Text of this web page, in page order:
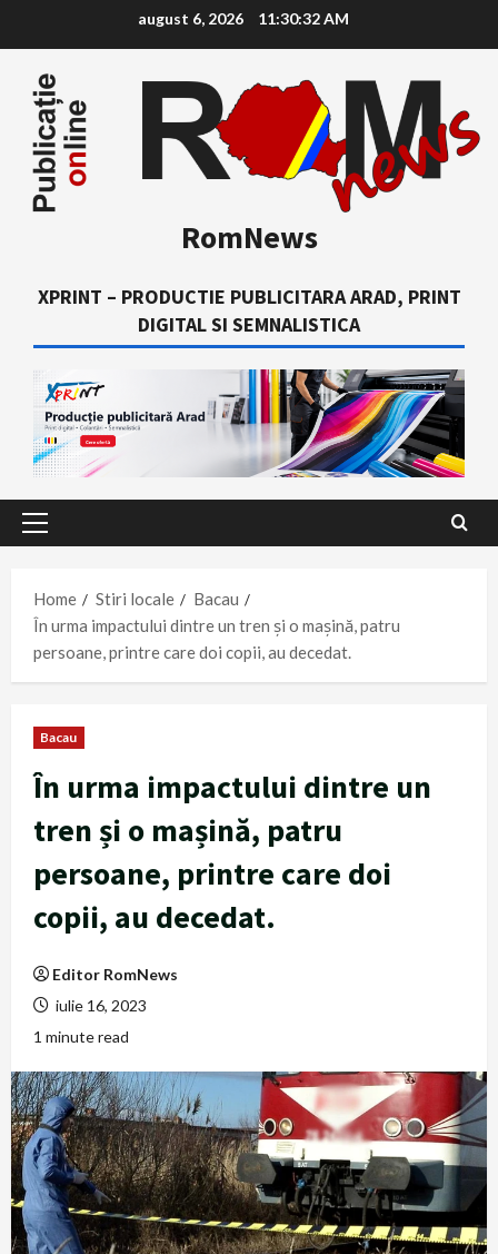
content
august 6, 2026 11:30:33 AM
RomNews
XPRINT – PRODUCTIE PUBLICITARA ARAD, PRINT
DIGITAL SI SEMNALISTICA
Primary
Home
Stiri locale
Bacau
În urma impactului dintre un tren și o mașină, patru
persoane, printre care doi copii, au decedat.
Bacau
În urma impactului dintre un
tren și o mașină, patru
persoane, printre care doi
copii, au decedat.
Editor RomNews
iulie 16, 2023
1 minute read